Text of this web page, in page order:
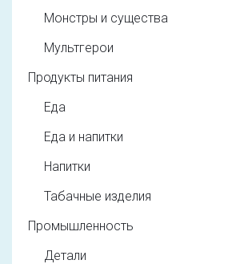
Монстры и существа
Мультгерои
Продукты питания
Еда
Еда и напитки
Напитки
Табачные изделия
Промышленность
Детали